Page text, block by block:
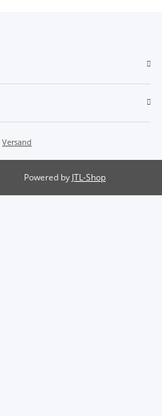
Versand
Powered by JTL-Shop